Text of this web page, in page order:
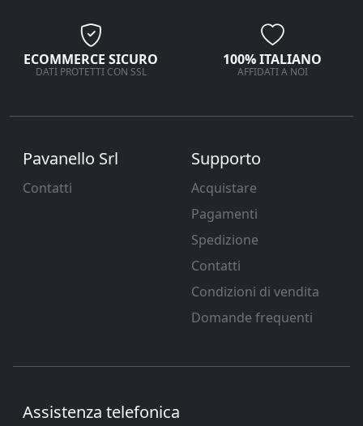
ECOMMERCE SICURO
DATI PROTETTI CON SSL
100% ITALIANO
AFFIDATI A NOI
Pavanello Srl
Contatti
Supporto
Acquistare
Pagamenti
Spedizione
Contatti
Condizioni di vendita
Domande frequenti
Assistenza telefonica